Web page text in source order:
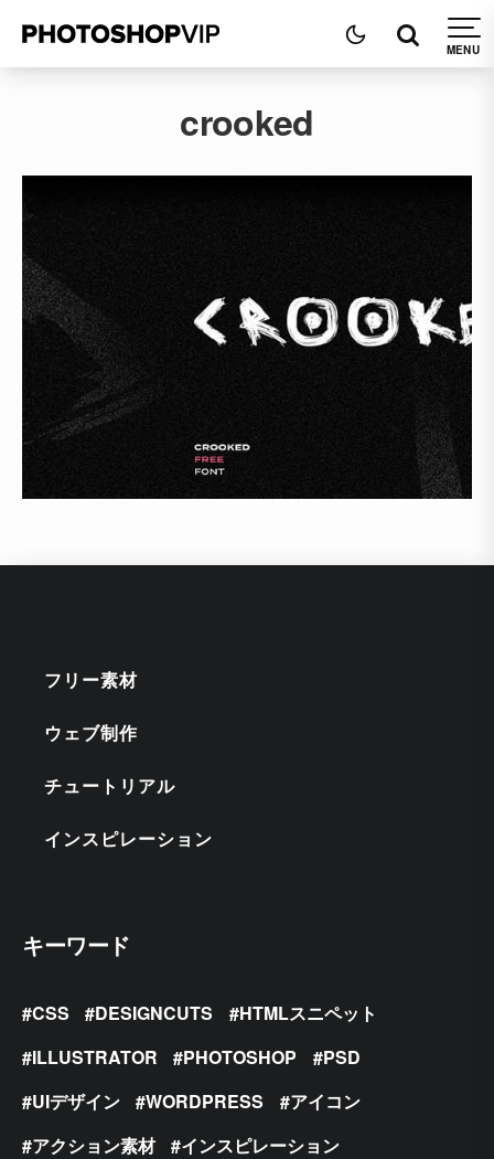
crooked
フリー素材
ウェブ制作
チュートリアル
インスピレーション
キーワード
CSS DESIGNCUTS
HTMLスニペット
ILLUSTRATOR
PHOTOSHOP
PSD
UIデザイン
WORDPRESS
アイコン
アクション素材
インスピレーション